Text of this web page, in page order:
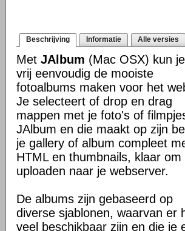
Beschrijving Informatie Alle versies
Met JAlbum (Mac OSX) kun je
vrij eenvoudig de mooiste
fotoalbums maken voor het
Je selecteert of drop en drag
mappen met je foto's of
JAlbum en die maakt op zijn
je gallery of album compleet
HTML en thumbnails, klaar om
uploaden naar je webserver.
De albums zijn gebaseerd op
diverse sjablonen, waarvan er
veel beschikbaar zijn en die je